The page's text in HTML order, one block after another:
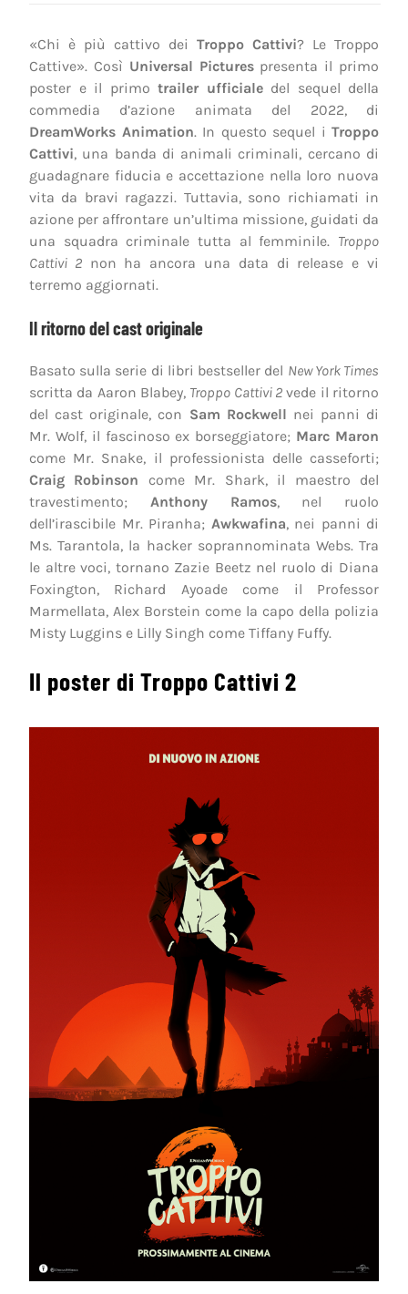
«Chi è più cattivo dei Troppo Cattivi? Le Troppo
Cattive». Così Universal Picturespresenta il primo
poster e il primo trailer ufficialedel sequel della
commedia d’azione animata del 2022, di
DreamWorks Animation. In questo sequel i Troppo
Cattivi, una banda di animali criminali, cercano di
guadagnare fiducia e accettazione nella loro nuova
vita da bravi ragazzi. Tuttavia, sono richiamati in
azione per affrontare un’ultima missione, guidati da
una squadra criminale tutta al femminile. Troppo
Cattivi 2non ha ancora una data di release e vi
terremo aggiornati.
Il ritorno del cast originale
Basato sulla serie di libri bestseller del New York Times
scritta da Aaron Blabey, Troppo Cattivi 2 vede il ritorno
del cast originale, con Sam Rockwell nei panni di
Mr. Wolf, il fascinoso ex borseggiatore; Marc Maron
come Mr. Snake, il professionista delle casseforti;
Craig Robinson come Mr. Shark, il maestro del
travestimento; Anthony Ramos, nel ruolo
dell’irascibile Mr. Piranha; Awkwafina, nei panni di
Ms. Tarantola, la hacker soprannominata Webs. Tra
le altre voci, tornano Zazie Beetz nel ruolo di Diana
Foxington, Richard Ayoade come il Professor
Marmellata, Alex Borstein come la capo della polizia
Misty Luggins e Lilly Singh come Tiffany Fuffy.
Il poster di Troppo Cattivi 2